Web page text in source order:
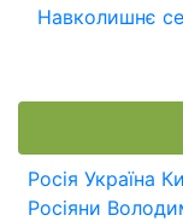
Навколишнє
Росія Україна
Росіяни